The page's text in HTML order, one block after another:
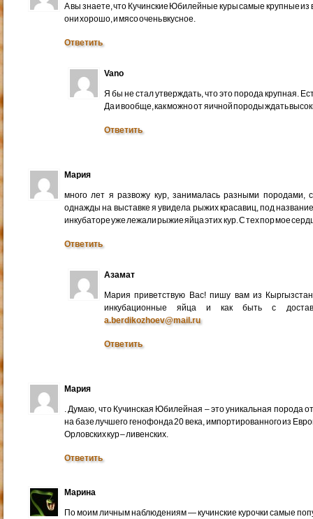
А вы знаете, что Кучинские Юбилейные куры самые крупные
они хорошо, и мясо очень вкусное.
Ответить
Vano
Я бы не стал утверждать, что это порода крупная.
Да и вообще, как можно от яичной породы ждать
Ответить
Мария
много лет я развожу кур, занималась разными породами,
однажды на выставке я увидела рыжих красавиц, под
инкубаторе уже лежали рыжие яйца этих кур. С тех пор мое
Ответить
Азамат
Мария приветствую Вас! пишу вам из
инкубационные яйца и как быть с
a.berdikozhoev@mail.ru
Ответить
Мария
. Думаю, что Кучинская Юбилейная – это уникальная порода
на базе лучшего генофонда 20 века, импортированного из
Орловских кур – ливенских.
Ответить
Марина
По моим личным наблюдениям — кучинские курочки самые